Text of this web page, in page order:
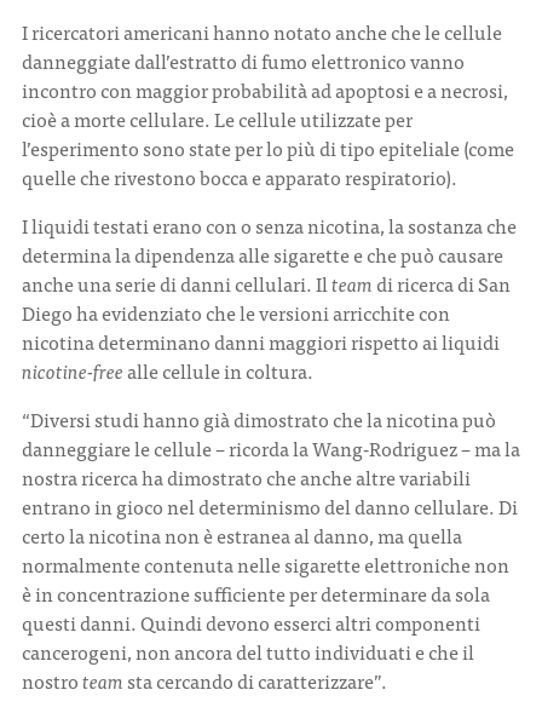
I ricercatori americani hanno notato anche che le cellule
danneggiate dall’estratto di fumo elettronico vanno
incontro con maggior probabilità ad apoptosi e a necrosi,
cioè a morte cellulare. Le cellule utilizzate per
l’esperimento sono state per lo più di tipo epiteliale (come
quelle che rivestono bocca e apparato respiratorio).
I liquidi testati erano con o senza nicotina, la sostanza che
determina la dipendenza alle sigarette e che può causare
anche una serie di danni cellulari. Ilteamdi ricerca di San
Diego ha evidenziato che le versioni arricchite con
nicotina determinano danni maggiori rispetto ai liquidi
nicotine-freealle cellule in coltura.
“Diversi studi hanno già dimostrato che la nicotina può
danneggiare le cellule – ricorda la Wang-Rodriguez – ma la
nostra ricerca ha dimostrato che anche altre variabili
entrano in gioco nel determinismo del danno cellulare. Di
certo la nicotina non è estranea al danno, ma quella
normalmente contenuta nelle sigarette elettroniche non
è in concentrazione sufficiente per determinare da sola
questi danni. Quindi devono esserci altri componenti
cancerogeni, non ancora del tutto individuati e che il
nostroteamsta cercando di caratterizzare”.